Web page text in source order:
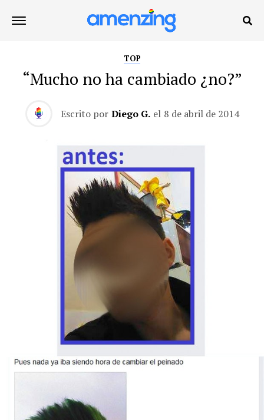
TOP
“Mucho no ha cambiado ¿no?”
Escrito por Diego G. el 8 de abril de 2014